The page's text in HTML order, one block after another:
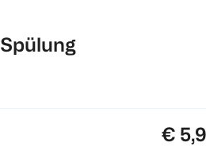
€